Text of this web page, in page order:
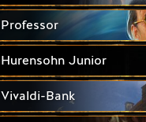
Professor
Hurensohn Junior
Vivaldi-Bank